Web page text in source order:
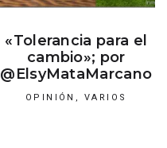
«Tolerancia para el
cambio»; por
@ElsyMataMarcano
OPINIÓN , VARIOS